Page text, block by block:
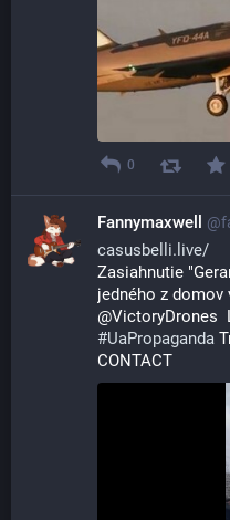
0
Fannymaxwell @
casusbelli.live/
Zasiahnutie
jedného z
@VictoryDrones
#UaPropaganda
CONTACT